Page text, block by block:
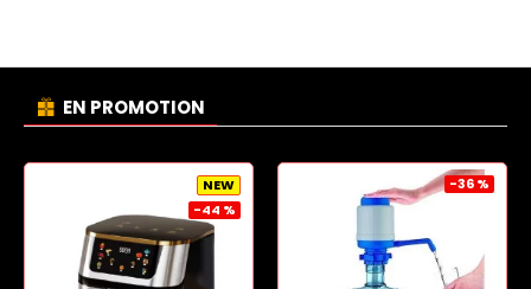
EN PROMOTION
NEW
-44 %
-36 %